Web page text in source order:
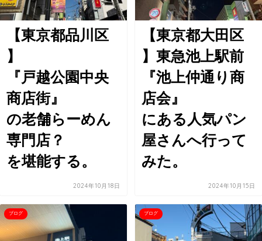
【東京都品川区
】
『戸越公園中央
商店街』
の老舗らーめん
専門店？
を堪能する。
2024年10月18日
【東京都大田区
】東急池上駅前
『池上仲通り商
店会』
にある人気パン
屋さんへ行って
みた。
2024年10月15日
ブログ ブログ